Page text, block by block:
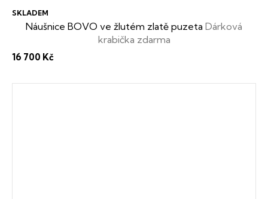
Náušnice BOVO ve žlutém zlatě puzeta Dárková
krabička zdarma
SKLADEM
16 700 Kč